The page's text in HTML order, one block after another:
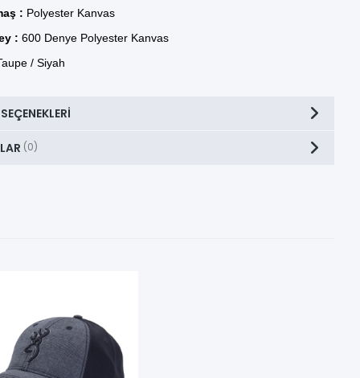
: Polyester Kanvas
: 600 Denye Polyester Kanvas
/ Siyah
(0)